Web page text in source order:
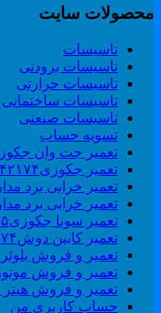
سایت
تاسیسات
تاسیسات برودتی
تاسیسات حرارتی
تاسیسات ساختمانی
تاسیسات صنعتی
تسویه حساب
تعمیر جت وان جکوزی
تعمیر جکوزی۸۸۰۴۲۱۷۴_فروش وان_جکوزی
تعمیر خرابی برد
تعمیر خرابی برد
تعمیر سونا جکوزی۰۹۱۲۱۵۰۷۸۲۵#| Sauna | Jacuzzi
تعمیر کابین دوش۸۸۰۴۲۱۷۴_فروش کابین دوش
تعمیر و فروش بلوئر
تعمیر و فروش
تعمیر و فروش هیتر
حساب کاربری من